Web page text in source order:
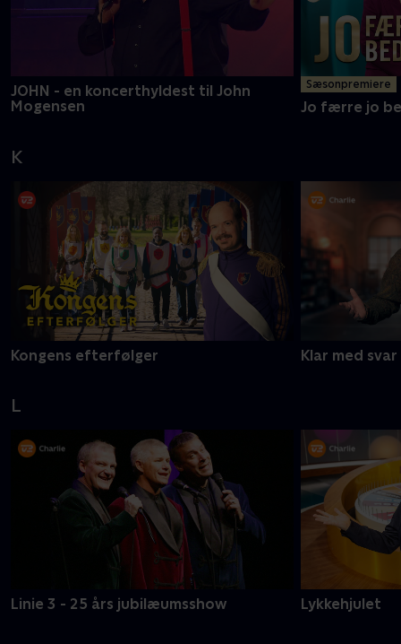
JOHN - en koncerthyldest til John
Mogensen
Sæsonpremiere
Jo færre jo
K
Kongens efterfølger Klar med svar
L
Linie 3 - 25 års jubilæumsshow Lykkehjulet